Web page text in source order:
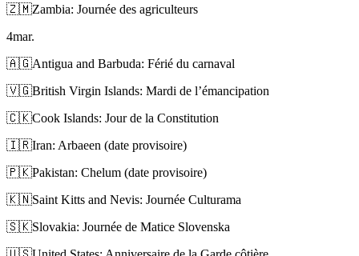
🇿🇲Zambia: Journée des agriculteurs
4mar.
🇦🇬Antigua and Barbuda: Férié du carnaval
🇻🇬British Virgin Islands: Mardi de l’émancipation
🇨🇰Cook Islands: Jour de la Constitution
🇮🇷Iran: Arbaeen (date provisoire)
🇵🇰Pakistan: Chelum (date provisoire)
🇰🇳Saint Kitts and Nevis: Journée Culturama
🇸🇰Slovakia: Journée de Matice Slovenska